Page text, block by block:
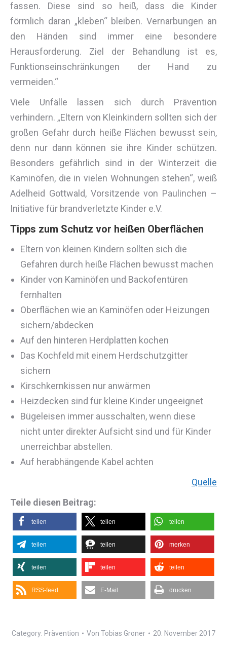
fassen. Diese sind so heiß, dass die Kinder
förmlich daran „kleben“ bleiben. Vernarbungen an
den Händen sind immer eine besondere
Herausforderung. Ziel der Behandlung ist es,
Funktionseinschränkungen der Hand zu
vermeiden.“
Viele Unfälle lassen sich durch Prävention
verhindern. „Eltern von Kleinkindern sollten sich der
großen Gefahr durch heiße Flächen bewusst sein,
denn nur dann können sie ihre Kinder schützen.
Besonders gefährlich sind in der Winterzeit die
Kaminöfen, die in vielen Wohnungen stehen“, weiß
Adelheid Gottwald, Vorsitzende von Paulinchen –
Initiative für brandverletzte Kinder e.V.
Tipps zum Schutz vor heißen Oberflächen
Eltern von kleinen Kindern sollten sich die
Gefahren durch heiße Flächen bewusst machen
Kinder von Kaminöfen und Backofentüren
fernhalten
Oberflächen wie an Kaminöfen oder Heizungen
sichern/abdecken
Auf den hinteren Herdplatten kochen
Das Kochfeld mit einem Herdschutzgitter
sichern
Kirschkernkissen nur anwärmen
Heizdecken sind für kleine Kinder ungeeignet
Bügeleisen immer ausschalten, wenn diese
nicht unter direkter Aufsicht sind und für Kinder
unerreichbar abstellen.
Auf herabhängende Kabel achten
Quelle
Teile diesen Beitrag:
teilen teilen teilen
teilen teilen merken
teilen teilen teilen
RSS-feed E-Mail drucken
Category: Prävention Von Tobias Groner 20. November 2017